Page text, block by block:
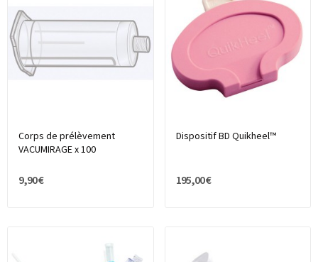
Corps de prélèvement
VACUMIRAGE x 100
9,90 €
Dispositif BD Quikheel™
195,00 €